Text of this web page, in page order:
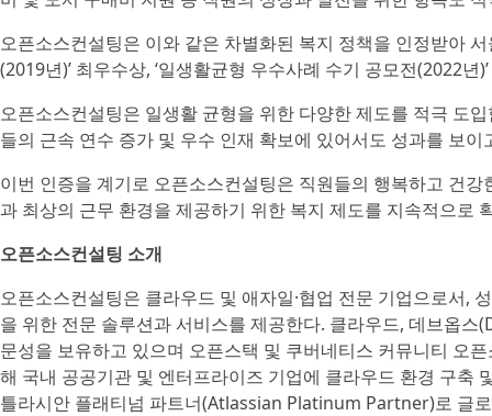
오픈소스컨설팅은 이와 같은 차별화된 복지 정책을 인정받아
(2019년)’ 최우수상, ‘일생활균형 우수사례 수기 공모전(2022년
오픈소스컨설팅은 일생활 균형을 위한 다양한 제도를 적극 도
들의 근속 연수 증가 및 우수 인재 확보에 있어서도 성과를 보이
이번 인증을 계기로 오픈소스컨설팅은 직원들의 행복하고 건
과 최상의 근무 환경을 제공하기 위한 복지 제도를 지속적으로
오픈소스컨설팅 소개
오픈소스컨설팅은 클라우드 및 애자일·협업 전문 기업으로서,
을 위한 전문 솔루션과 서비스를 제공한다. 클라우드, 데브옵
문성을 보유하고 있으며 오픈스택 및 쿠버네티스 커뮤니티 오
해 국내 공공기관 및 엔터프라이즈 기업에 클라우드 환경 구축
틀라시안 플래티넘 파트너(Atlassian Platinum Partner)로 글